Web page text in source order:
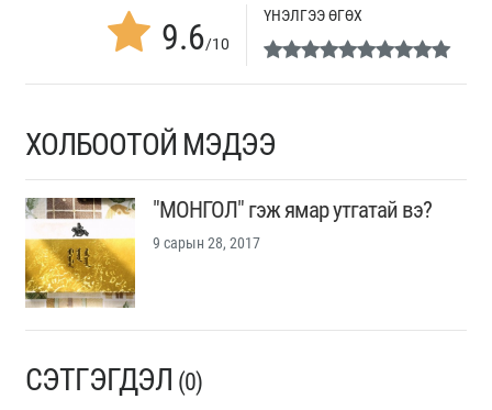
9.6/10
ҮНЭЛГЭЭ ӨГӨХ
ХОЛБООТОЙ МЭДЭЭ
"МОНГОЛ" гэж ямар утгатай вэ?
9 сарын 28, 2017
СЭТГЭГДЭЛ (0)